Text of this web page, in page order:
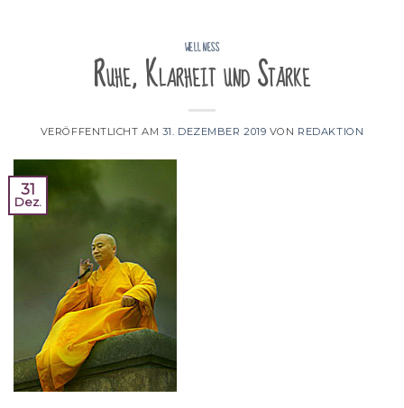
WELLNESS
Ruhe, Klarheit und Stärke
VERÖFFENTLICHT AM 31. DEZEMBER 2019 VON REDAKTION
31
Dez.